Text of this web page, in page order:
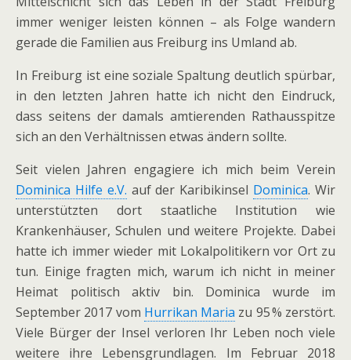
immer weni­ger leis­ten kön­nen – als Folge wan­dern
gerade die Familien aus Freiburg ins Umland ab.
In Freiburg ist eine soziale Spaltung deut­lich spür­bar,
in den letz­ten Jahren hatte ich nicht den Eindruck,
dass sei­tens der damals amtie­ren­den Rathausspitze
sich an den Verhältnissen etwas ändern sollte.
Seit vie­len Jahren enga­giere ich mich beim Verein
Dominica Hilfe e.V. auf der Karibikinsel Dominica. Wir
unter­stütz­ten dort staat­li­che Institution wie
Krankenhäuser, Schulen und wei­tere Projekte. Dabei
hatte ich immer wie­der mit Lokalpolitikern vor Ort zu
tun. Einige frag­ten mich, warum ich nicht in mei­ner
Heimat poli­tisch aktiv bin. Dominica wurde im
September 2017 vom Hurrikan Maria zu 95 % zer­stört.
Viele Bürger der Insel ver­lo­ren Ihr Leben noch viele
wei­tere ihre Lebensgrundlagen. Im Februar 2018